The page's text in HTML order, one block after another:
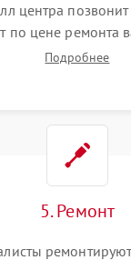
центра
по цене ремонта
ответит на все
Подробнее
5. Ремонт